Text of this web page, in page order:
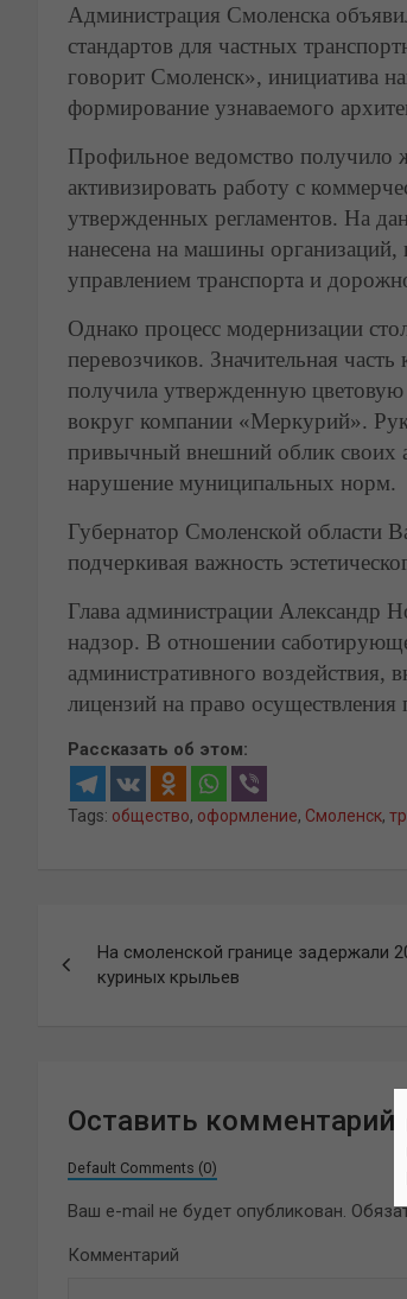
Администрация Смоленска
стандартов для частных
говорит Смоленск», инициатива
формирование узнаваемого
Профильное ведомство получило
активизировать работу с
утвержденных регламентов. На
нанесена на машины
управлением транспорта и
Однако процесс модернизации
перевозчиков. Значительная
получила утвержденную цветовую
вокруг компании «Меркурий».
привычный внешний облик своих
нарушение муниципальных норм.
Губернатор Смоленской области
подчеркивая важность
Глава администрации Александр
надзор. В отношении
административного
лицензий на право осуществления
Рассказать об этом:
Tags: общество, оформление, Смоленск,
по
На смоленской границе задержали
куриных крыльев
Оставить комментарий
Default Comments (0)
Ваш e-mail не будет опубликован.
Комментарий